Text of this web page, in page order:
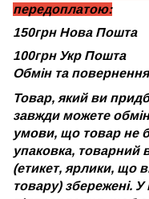
передоплатою:
150грн Нова Пошта
100грн Укр Пошта
Обмін та
Товар, який ви
завжди можете
умови, що товар не
упаковка, товарний
(етикет, ярлики, що
товару) збережені. У